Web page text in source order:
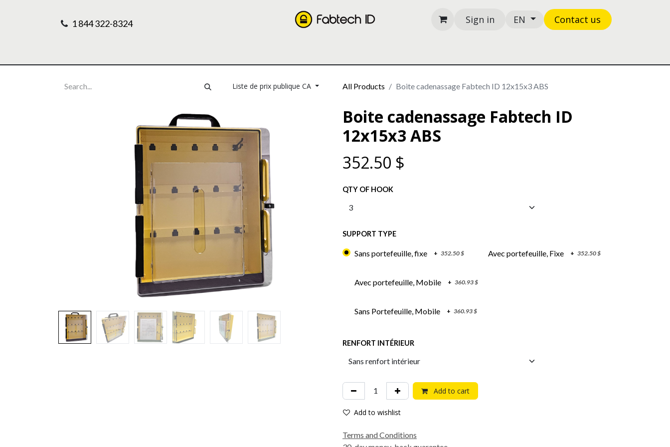
1 844 322-8324 Sign in EN Contact us
Liste de prix publique CA All Products Boite cadenassage Fabtech ID 12x15x3 ABS
Boite cadenassage Fabtech ID
12x15x3 ABS
352.50 $
QTY OF HOOK
SUPPORT TYPE
Sans portefeuille, fixe + 352.50$ Avec portefeuille, Fixe + 352.50$
Avec portefeuille, Mobile + 360.93$
Sans Portefeuille, Mobile + 360.93$
RENFORT INTÉRIEUR
Add to cart
Add to wishlist
Terms and Conditions